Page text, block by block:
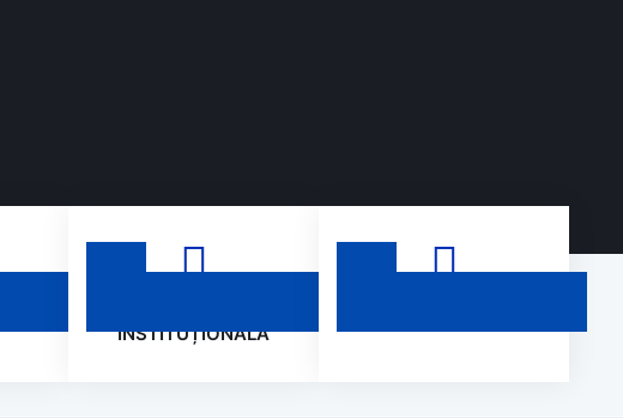
INSTITUȚIONALĂ